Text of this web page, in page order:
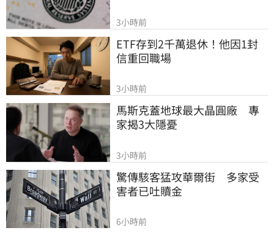
3小時前
ETF存到2千萬退休！他因1封
信重回職場
3小時前
馬斯克蓋地球最大晶圓廠　專
家揭3大隱憂
3小時前
驚傳駭客猛攻華爾街　多家受
害者已吐贖金
6小時前